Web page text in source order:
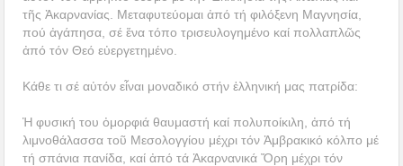
τῆς Ἀκαρνανίας. Μεταφυτεύομαι ἀπό τή φιλόξενη Μαγνησία,
πού ἀγάπησα, σέ ἕνα τόπο τρισευλογημένο καί πολλαπλῶς
ἀπό τόν Θεό εὐεργετημένο.
Κάθε τι σέ αὐτόν εἶναι μοναδικό στήν ἑλληνική μας πατρίδα:
Ἡ φυσική του ὀμορφιά θαυμαστή καί πολυποίκιλη, ἀπό τή
λιμνοθάλασσα τοῦ Μεσολογγίου μέχρι τόν Ἀμβρακικό κόλπο μέ
τή σπάνια πανίδα, καί ἀπό τά Ἀκαρνανικά Ὄρη μέχρι τόν